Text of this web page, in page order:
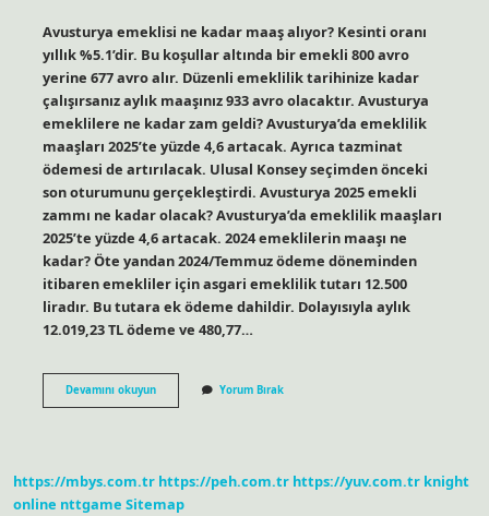
Avusturya emeklisi ne kadar maaş alıyor? Kesinti oranı
yıllık %5.1’dir. Bu koşullar altında bir emekli 800 avro
yerine 677 avro alır. Düzenli emeklilik tarihinize kadar
çalışırsanız aylık maaşınız 933 avro olacaktır. Avusturya
emeklilere ne kadar zam geldi? Avusturya’da emeklilik
maaşları 2025’te yüzde 4,6 artacak. Ayrıca tazminat
ödemesi de artırılacak. Ulusal Konsey seçimden önceki
son oturumunu gerçekleştirdi. Avusturya 2025 emekli
zammı ne kadar olacak? Avusturya’da emeklilik maaşları
2025’te yüzde 4,6 artacak. 2024 emeklilerin maaşı ne
kadar? Öte yandan 2024/Temmuz ödeme döneminden
itibaren emekliler için asgari emeklilik tutarı 12.500
liradır. Bu tutara ek ödeme dahildir. Dolayısıyla aylık
12.019,23 TL ödeme ve 480,77…
Devamını okuyunAvusturya
Emekli
Olacak
Yorum Bırak
https://mbys.com.tr https://peh.com.tr https://yuv.com.tr knight
online nttgame Sitemap